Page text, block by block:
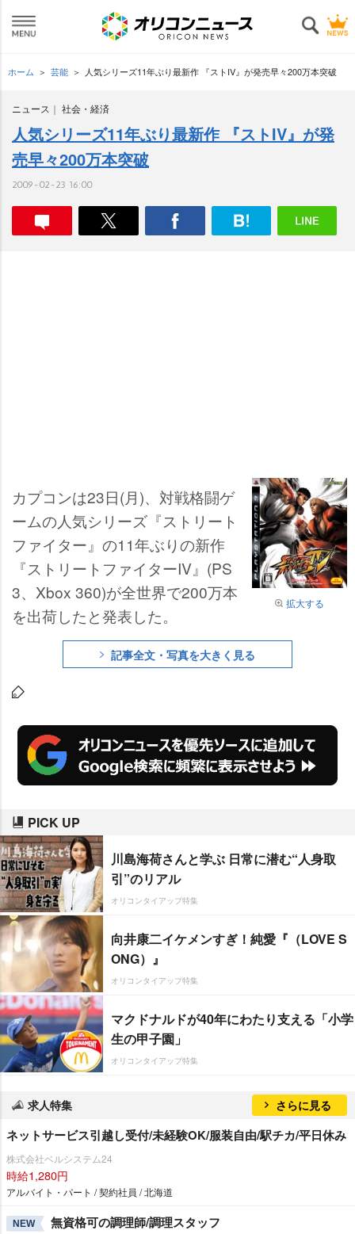
ホーム 芸能 人気シリーズ11年ぶり最新作 『ストIV』が発売早々200万本突破
ニュース 社会・経済
人気シリーズ11年ぶり最新作 『ストIV』が発
売早々200万本突破
2009-02-23 16:00
拡大する
カプコンは23日(月)、対戦格闘ゲ
ームの人気シリーズ『ストリート
ファイター』の11年ぶりの新作
『ストリートファイターIV』(PS
3、Xbox 360)が全世界で200万本
を出荷したと発表した。
記事全文・写真を大きく見る
PICK UP
川島海荷さんと学ぶ 日常に潜む“人身取
引”のリアル
オリコンタイアップ特集
向井康二イケメンすぎ！純愛『（LOVE S
ONG）』
オリコンタイアップ特集
マクドナルドが40年にわたり支える「小学
生の甲子園」
オリコンタイアップ特集
求人特集 さらに見る
ネットサービス引越し受付/未経験OK/服装自由/駅チカ/平日休み
株式会社ベルシステム24
時給1,280円
アルバイト・パート / 契約社員 / 北海道
NEW 無資格可の調理師/調理スタッフ